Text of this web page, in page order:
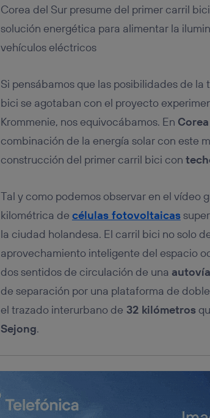
Corea del Sur presume del primer carril
solución energética para alimentar la
vehículos eléctricos
Si pensábamos que las posibilidades de la
bici se agotaban con el proyecto
Krommenie, nos equivocábamos. En
combinación de la energía solar con este
construcción del primer carril bici con
Tal y como podemos observar en el vídeo
kilométrica de células fotovoltaicas
la ciudad holandesa. El carril bici no solo
aprovechamiento inteligente del espacio
dos sentidos de circulación de una autovía
de separación por una plataforma de
el trazado interurbano de 32 kilómetros
Sejong.
conecte su dispositivo y consienta
Típicamente:
Si utilizas una
realizará en función de las
Si utilizas datos móviles, el
únicamente en la navegación del
Puedes gestionar los
inferior de esta página web o